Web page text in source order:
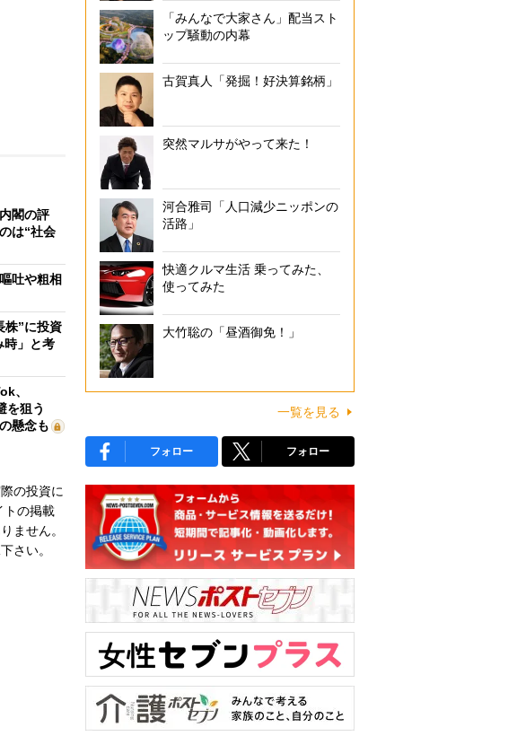
閣の評
は“社会
吐や粗相
株”に投資
」と考
、
を狙う
懸念も
の投資に
トの掲載
ません。
さい。
「みんなで大家さん」配当スト
ップ騒動の内幕
古賀真人「発掘！好決算銘柄」
突然マルサがやって来た！
河合雅司「人口減少ニッポンの
活路」
快適クルマ生活 乗ってみた、
使ってみた
大竹聡の「昼酒御免！」
一覧を見る
フォロー フォロー